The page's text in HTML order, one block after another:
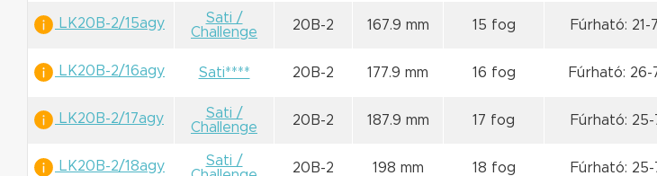
LK20B-2/15agy
Sati /
Challenge
20B-2 167.9 mm 15 fog Fúrható: 21-
LK20B-2/16agy Sati**** 20B-2 177.9 mm 16 fog Fúrható: 26-
LK20B-2/17agy
Sati /
Challenge
20B-2 187.9 mm 17 fog Fúrható:
LK20B-2/18agy
Sati /
20B-2 198 mm 18 fog Fúrható: